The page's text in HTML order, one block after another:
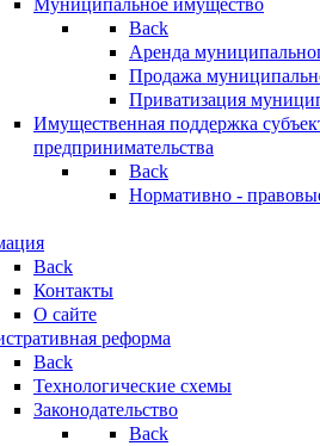
Муниципальное имущество
Back
Аренда
Продажа
Приватизация
Имущественная поддержка
предпринимательства
Back
Нормативно -
Back
Контакты
О сайте
реформа
Back
Технологические схемы
Законодательство
Back